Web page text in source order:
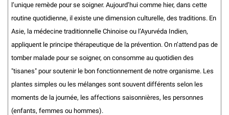
l’unique remède pour se soigner. Aujourd’hui comme hier, dans cette
routine quotidienne, il existe une dimension culturelle, des traditions. En
Asie, la médecine traditionnelle Chinoise ou l’Ayurvéda Indien,
appliquent le principe thérapeutique de la prévention. On n’attend pas de
tomber malade pour se soigner, on consomme au quotidien des
"tisanes" pour soutenir le bon fonctionnement de notre organisme. Les
plantes simples ou les mélanges sont souvent différents selon les
moments de la journée, les affections saisonnières, les personnes
(enfants, femmes ou hommes).